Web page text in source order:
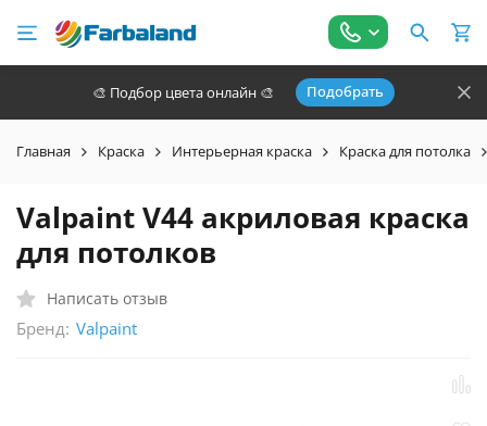
🎨 Подбор цвета онлайн 🎨 Подобрать
Главная Краска Интерьерная краска Краска для потолка
Valpaint V44 акриловая краска
для потолков
Написать отзыв
Бренд: Valpaint